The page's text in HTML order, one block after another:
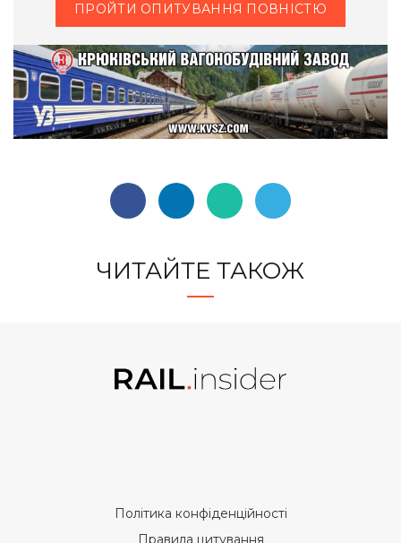
ПРОЙТИ ОПИТУВАННЯ ПОВНІСТЮ
ЧИТАЙТЕ ТАКОЖ
Політика конфіденційності
Правила цитування